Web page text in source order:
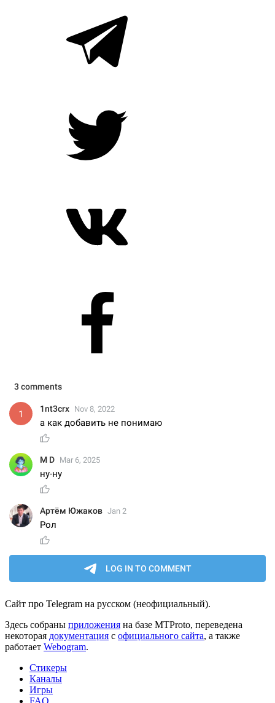
Сайт про Telegram на русском (неофициальный).
Здесь собраны приложения на базе MTProto, переведена
некоторая документация с официального сайта, а также
работает Webogram.
Стикеры
Каналы
Игры
FAQ